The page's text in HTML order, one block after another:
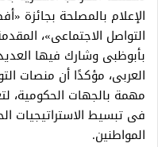
الإعلام بالمصلحة بجائزة
التواصل الاجتماعى»،
بأبوظبى وشارك فيها
العربى، مؤكدًا أن منصات
مهمة بالجهات الحكومية،
فى تبسيط الاستراتيجيات
المواطنين.